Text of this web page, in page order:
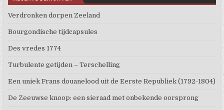
Verdronken dorpen Zeeland
Bourgondische tijdcapsules
Des vredes 1774
Turbulente getijden – Terschelling
Een uniek Frans douanelood uit de Eerste Republiek (1792-1804)
De Zeeuwse knoop: een sieraad met onbekende oorsprong